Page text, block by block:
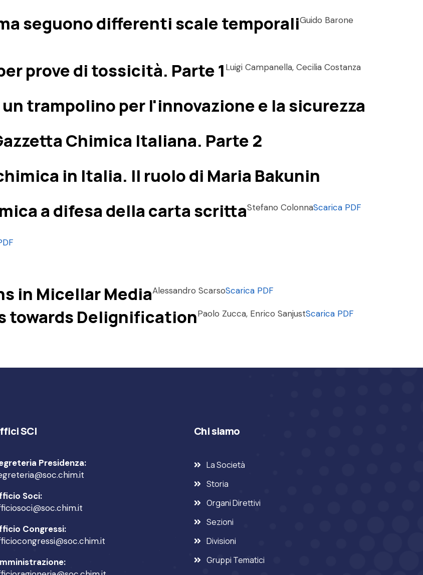
seguono differenti scale temporaliGuido Barone
prove di tossicità. Parte 1 Luigi Campanella, Cecilia Costanza
trampolino per l'innovazione e la sicurezza
Chimica Italiana. Parte 2
in Italia. Il ruolo di Maria Bakunin
a difesa della carta scrittaStefano ColonnaScarica PDF
in Micellar MediaAlessandro ScarsoScarica PDF
towards DelignificationPaolo Zucca, Enrico SanjustScarica PDF
SCI
Presidenza:
Soci:
Congressi:
Chi siamo
La Società
Storia
Organi Direttivi
Sezioni
Divisioni
Gruppi Tematici